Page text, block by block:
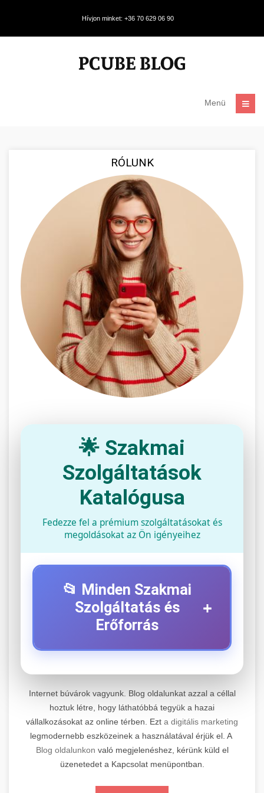
Hívjon minket: +36 70 629 06 90
Menü
RÓLUNK
🌟 Szakmai
Szolgáltatások
Katalógusa
Fedezze fel a prémium szolgáltatásokat és
megoldásokat az Ön igényeihez
📂 Minden Szakmai
Szolgáltatás és
Erőforrás
+
+
Professzionális elektromos roller javítási és
karbantartási szolgáltatások. Szakértő
technikusaink minőségi szervízt nyújtanak
minden jelentős márkához és modellhez.
Szervizközpont Látogatása
📊 2. Online Marketing
Ügynökség
+
Átfogó online marketing szolgáltatások,
beleértve a SEO-t, közösségi média kezelést és
Internet búvárok vagyunk. Blog oldalunkat azzal a céllal
hoztuk létre, hogy láthatóbbá tegyük a hazai
vállalkozásokat az online térben. Ezt a digitális marketing
legmodernebb eszközeinek a használatával érjük el. A
Blog oldalunkon való megjelenéshez, kérünk küld el
üzenetedet a Kapcsolat menüpontban.